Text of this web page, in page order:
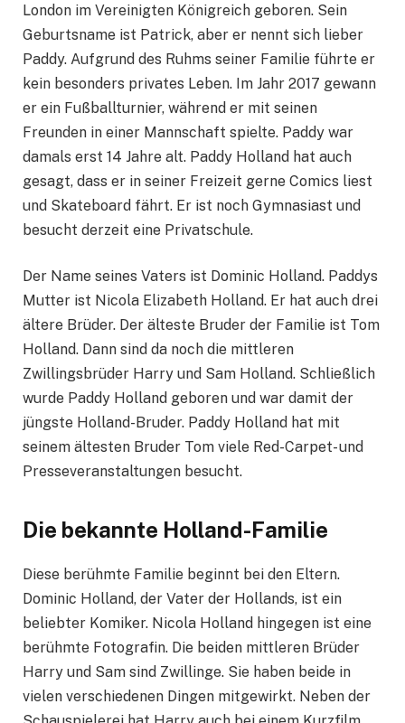
London im Vereinigten Königreich geboren. Sein
Geburtsname ist Patrick, aber er nennt sich lieber
Paddy. Aufgrund des Ruhms seiner Familie führte er
kein besonders privates Leben. Im Jahr 2017 gewann
er ein Fußballturnier, während er mit seinen
Freunden in einer Mannschaft spielte. Paddy war
damals erst 14 Jahre alt. Paddy Holland hat auch
gesagt, dass er in seiner Freizeit gerne Comics liest
und Skateboard fährt. Er ist noch Gymnasiast und
besucht derzeit eine Privatschule.
Der Name seines Vaters ist Dominic Holland. Paddys
Mutter ist Nicola Elizabeth Holland. Er hat auch drei
ältere Brüder. Der älteste Bruder der Familie ist Tom
Holland. Dann sind da noch die mittleren
Zwillingsbrüder Harry und Sam Holland. Schließlich
wurde Paddy Holland geboren und war damit der
jüngste Holland-Bruder. Paddy Holland hat mit
seinem ältesten Bruder Tom viele Red-Carpet- und
Presseveranstaltungen besucht.
Die bekannte Holland-Familie
Diese berühmte Familie beginnt bei den Eltern.
Dominic Holland, der Vater der Hollands, ist ein
beliebter Komiker. Nicola Holland hingegen ist eine
berühmte Fotografin. Die beiden mittleren Brüder
Harry und Sam sind Zwillinge. Sie haben beide in
vielen verschiedenen Dingen mitgewirkt. Neben der